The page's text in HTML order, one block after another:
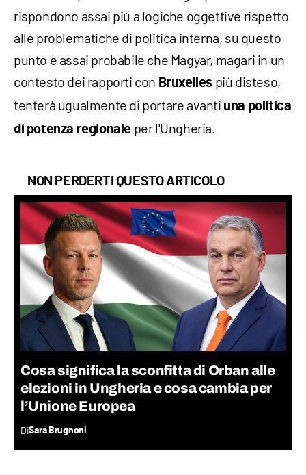
rispondono assai più a logiche oggettive rispetto
alle problematiche di politica interna, su questo
punto è assai probabile che Magyar, magari in un
contesto dei rapporti con Bruxelles più disteso,
tenterà ugualmente di portare avanti una politica
di potenza regionale per l'Ungheria.
NON PERDERTI QUESTO ARTICOLO
Cosa significa la sconfitta di Orban alle
elezioni in Ungheria e cosa cambia per
l’Unione Europea
DiSara Brugnoni